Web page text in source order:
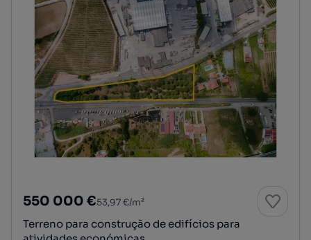
550 000 €53,97 €/m²
Terreno para construção de edifícios para